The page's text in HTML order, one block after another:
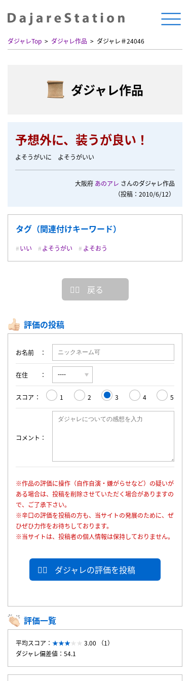
ダジャレTop ダジャレ作品 ダジャレ＃24046
ダジャレ作品
予想外に、装うが良い！
よそうがいに よそうがいい
大阪府 あのアレ さんのダジャレ作品
（投稿：2010/6/12）
タグ（関連付けキーワード）
いい よそうがい よそおう
戻る
評価の投稿
お名前
在住
スコア 1 2 3 4 5
コメント
※作品の評価に操作（自作自演・嫌がらせなど）の疑いが
ある場合は、投稿を削除させていただく場合がありますの
で、ご了承下さい。
※辛口の評価を投稿の方も、当サイトの発展のために、ぜ
ひぜひ力作をお待ちしております。
※当サイトは、投稿者の個人情報は保持しておりません。
ダジャレの評価を投稿
評価一覧
平均スコア：
3.00 （1）
ダジャレ偏差値：54.1